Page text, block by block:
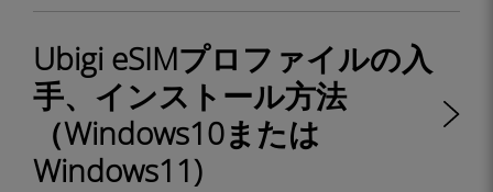
Ubigi eSIMプロファイルの入
手、インストール方法
（Windows10または
Windows11)